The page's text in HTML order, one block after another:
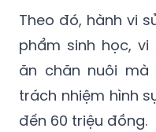
Theo đó, hành vi
phẩm sinh học,
ăn chăn nuôi
trách nhiệm hình
đến 60 triệu đồng.